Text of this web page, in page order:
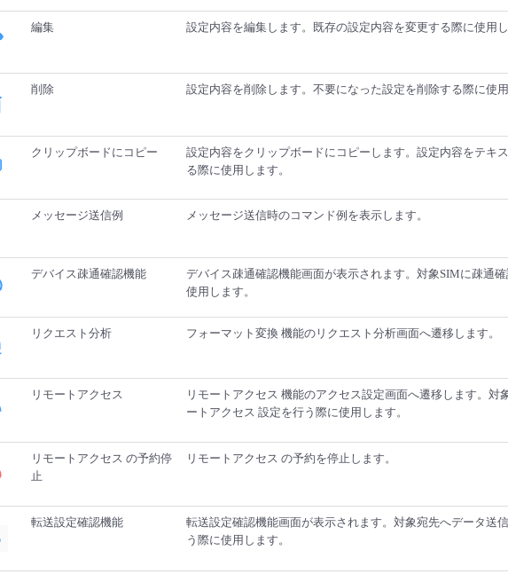
編集 設定内容を編集します。既存の設定内容を変更する際に使用し
削除 設定内容を削除します。不要になった設定を削除する際に使用
クリップボードにコピー
設定内容をクリップボードにコピーします。設定内容をテキ
る際に使用します。
メッセージ送信例 メッセージ送信時のコマンド例を表示します。
デバイス疎通確認機能
デバイス疎通確認機能画面が表示されます。対象SIMに疎通
使用します。
リクエスト分析 フォーマット変換 機能のリクエスト分析画面へ遷移します。
リモートアクセス
リモートアクセス 機能のアクセス設定画面へ遷移します。対
ートアクセス 設定を行う際に使用します。
リモートアクセス の予約停
止
リモートアクセス の予約を停止します。
転送設定確認機能
転送設定確認機能画面が表示されます。対象宛先へデータ送
う際に使用します。